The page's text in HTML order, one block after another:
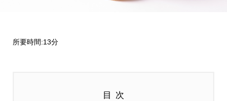
所要時間:13分
目次